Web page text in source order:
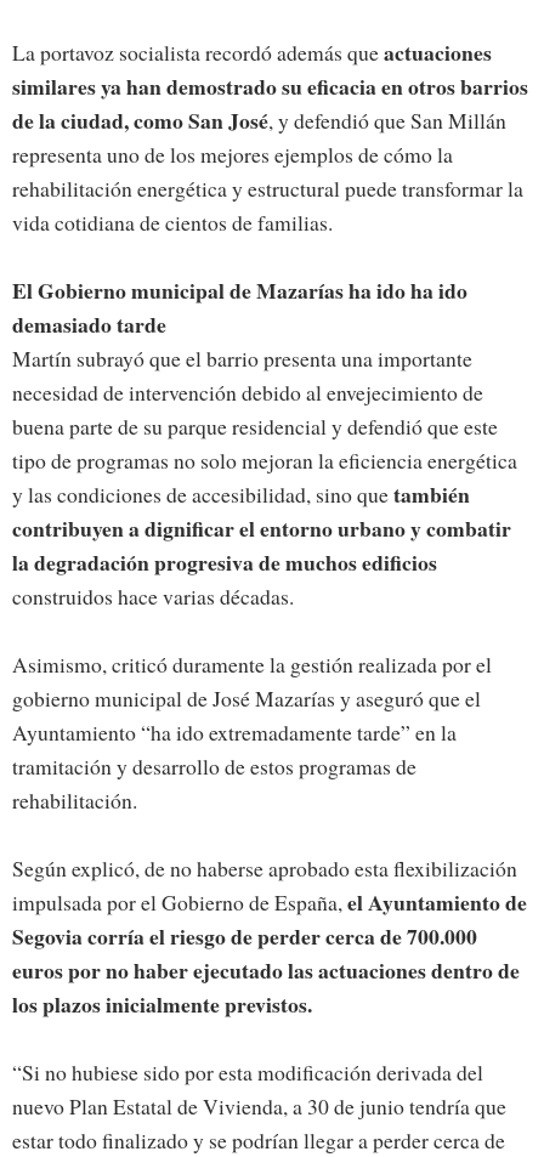
La portavoz socialista recordó además queactuaciones
similares ya han demostrado su eficacia en otros barrios
de la ciudad, como San José, y defendió que San Millán
representa uno de los mejores ejemplos de cómo la
rehabilitación energética y estructural puede transformar la
vida cotidiana de cientos de familias.
El Gobierno municipal de Mazarías ha ido ha ido
demasiado tarde
Martín subrayó que el barrio presenta una importante
necesidad de intervención debido al envejecimiento de
buena parte de su parque residencial y defendió que este
tipo de programas no solo mejoran la eficiencia energética
y las condiciones de accesibilidad, sino quetambién
contribuyen a dignificar el entorno urbano y combatir
la degradación progresiva de muchos edificios
construidos hace varias décadas.
Asimismo, criticó duramente la gestión realizada por el
gobierno municipal de José Mazarías y aseguró que el
Ayuntamiento “ha ido extremadamente tarde” en la
tramitación y desarrollo de estos programas de
rehabilitación.
Según explicó, de no haberse aprobado esta flexibilización
impulsada por el Gobierno de España,el Ayuntamiento de
Segovia corría el riesgo de perder cerca de 700.000
euros por no haber ejecutado las actuaciones dentro de
los plazos inicialmente previstos.
“Si no hubiese sido por esta modificación derivada del
nuevo Plan Estatal de Vivienda, a 30 de junio tendría que
estar todo finalizado y se podrían llegar a perder cerca de